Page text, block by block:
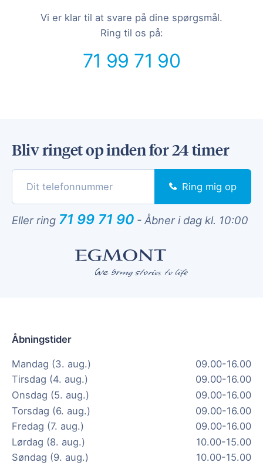
Vi er klar til at svare på dine spørgsmål.
Ring til os på:
71 99 71 90
Bliv ringet op inden for 24 timer
Ring mig op
Eller ring 71 99 71 90 - Åbner i dag kl. 10:00
Åbningstider
Mandag (3. aug.)
09.00-16.00
Tirsdag (4. aug.)
09.00-16.00
Onsdag (5. aug.)
09.00-16.00
Torsdag (6. aug.)
09.00-16.00
Fredag (7. aug.)
09.00-16.00
Lørdag (8. aug.)
10.00-15.00
Søndag (9. aug.)
10.00-15.00